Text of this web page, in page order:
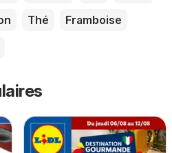
Thé
Framboise